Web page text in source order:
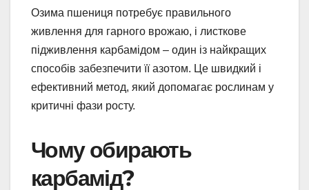
Озима пшениця потребує правильного
живлення для гарного врожаю, і листкове
підживлення карбамідом – один із найкращих
способів забезпечити її азотом. Це швидкий і
ефективний метод, який допомагає рослинам у
критичні фази росту.
Чому обирають
карбамід?